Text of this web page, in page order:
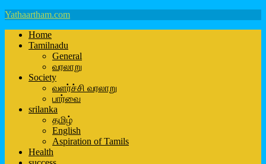
Yathaartham.com
Home
Tamilnadu
General
வரலாறு
Society
வளர்ச்சி வரலாறு
பார்வை
srilanka
தமிழ்
English
Aspiration of Tamils
Health